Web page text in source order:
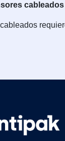
cableados